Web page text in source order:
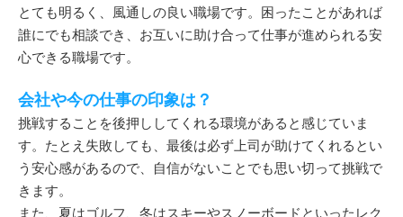
とても明るく、風通しの良い職場です。困ったことがあれば
誰にでも相談でき、お互いに助け合って仕事が進められる安
心できる職場です。
会社や今の仕事の印象は？
挑戦することを後押ししてくれる環境があると感じていま
す。たとえ失敗しても、最後は必ず上司が助けてくれるとい
う安心感があるので、自信がないことでも思い切って挑戦で
きます。
また、夏はゴルフ、冬はスキーやスノーボードといったレク